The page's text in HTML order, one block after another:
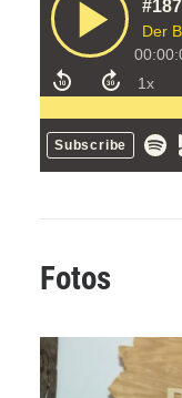
Fotos